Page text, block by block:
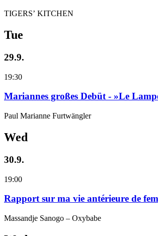
TIGERS’ KITCHEN
Tue
29.9.
19:30
Mariannes großes Debüt - »Le
Paul Marianne Furtwängler
Wed
30.9.
19:00
Rapport sur ma vie antérieure de
Massandje Sanogo – Oxybabe